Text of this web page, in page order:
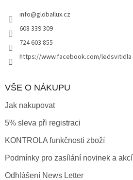
info@globallux.cz
608 339 309
724 603 855
https://www.facebook.com/ledsvitidla
VŠE O NÁKUPU
Jak nakupovat
5% sleva při registraci
KONTROLA funkčnosti zboží
Podmínky pro zasílání novinek a akcí
Odhlášení News Letter